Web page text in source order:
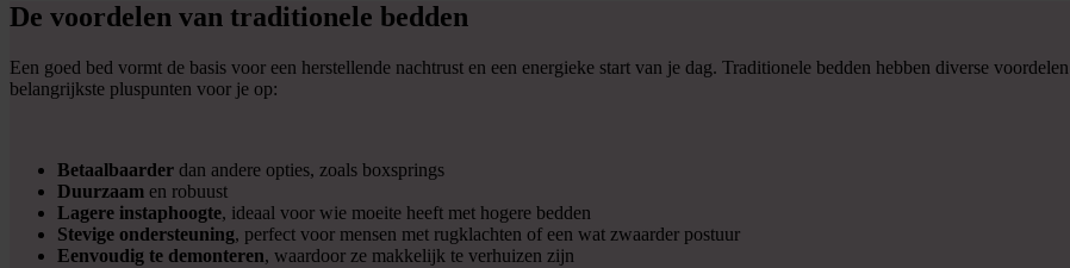
De voordelen van traditionele bedden
Een goed bed vormt de basis voor een herstellende nachtrust en een energieke start van je dag. Traditionele bedden hebben diverse
belangrijkste pluspunten voor je op:
Betaalbaarder dan andere opties, zoals boxsprings
Duurzaam en robuust
Lagere instaphoogte, ideaal voor wie moeite heeft met hogere bedden
Stevige ondersteuning, perfect voor mensen met rugklachten of een wat zwaarder postuur
Eenvoudig te demonteren, waardoor ze makkelijk te verhuizen zijn